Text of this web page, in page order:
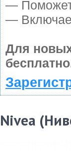
— Поможет
—
Для
Nivea